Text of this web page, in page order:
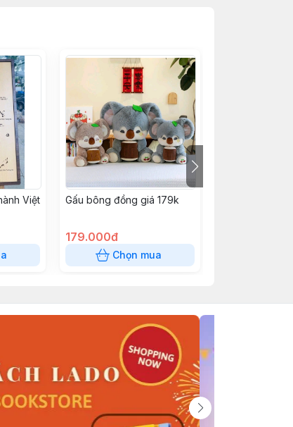
Việt
Gấu bông đồng giá 179k
179.000đ
Chọn mua